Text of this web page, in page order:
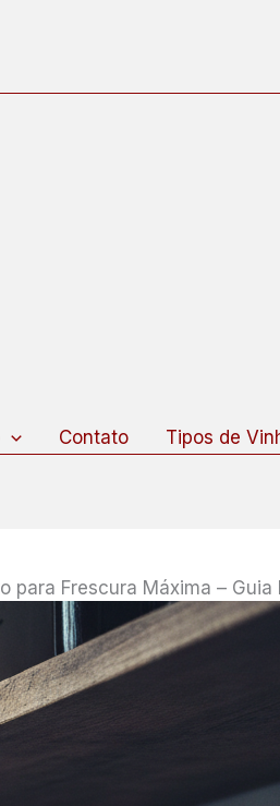
Contato Tipos de
para Frescura Máxima – Guia